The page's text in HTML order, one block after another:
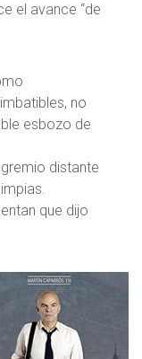
el avance “de
no
esbozo de
distante
que dijo